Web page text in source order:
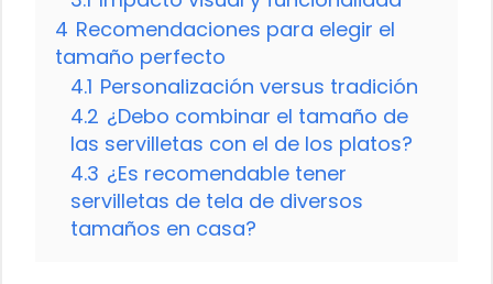
4 Recomendaciones para elegir el
tamaño perfecto
4.1 Personalización versus tradición
4.2 ¿Debo combinar el tamaño de
las servilletas con el de los platos?
4.3 ¿Es recomendable tener
servilletas de tela de diversos
tamaños en casa?